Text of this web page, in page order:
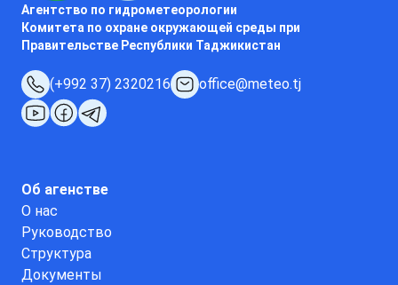
Агентство по гидрометеорологии
Комитета по охране окружающей среды при
Правительстве Республики Таджикистан
(+992 37) 2320216 office@meteo.tj
Об агенстве
О нас
Руководство
Структура
Документы